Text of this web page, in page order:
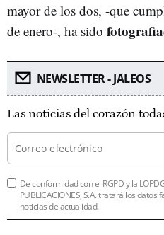
mayor de los dos, -que
de enero-, ha sido
NEWSLETTER - JALEOS
Las noticias del corazón
De conformidad con el RGPD y la
PUBLICACIONES, S.A. tratará los
noticias de actualidad.